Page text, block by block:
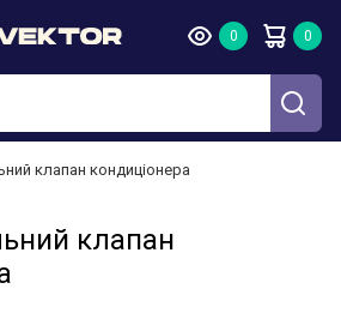
клапан кондиціонера
клапан